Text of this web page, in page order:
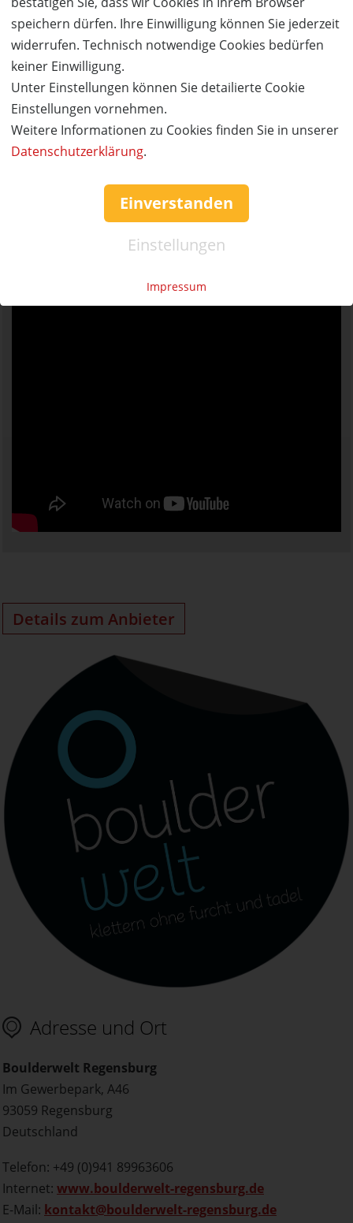
speichern dürfen. Ihre Einwilligung können Sie jederzeit
widerrufen. Technisch notwendige Cookies bedürfen
keiner Einwilligung.
Unter Einstellungen können Sie detailierte Cookie
Einstellungen vornehmen.
Weitere Informationen zu Cookies finden Sie in unserer
Datenschutzerklärung.
Einverstanden
Einstellungen
Impressum
Ziel des Kurses ist es, gemeinsam mit anderen
einen (Wieder-)Einstieg ins Bouldern zu finden
und erste hilfreiche Bewegungsmuster zu
erlernen und zu verinnerlichen.
Lerninhalte sind allgemeine Grundkenntnisse
über das Bouldern, Sicherheitsaspekte und alle
wichtigen Grundtechniken wie
Körperschwerpunktverlagerung, Trittwechsel,
Unsere Trainer*innen sind gezielt durch die
Boulderwelt ausgebildet.
Details zum Anbieter
Adresse und Ort
Boulderwelt Regensburg
Im Gewerbepark, A46
93059 Regensburg
Deutschland
Telefon: +49 (0)941 89963606
Internet: www.boulderwelt-regensburg.de
E-Mail: kontakt@boulderwelt-regensburg.de